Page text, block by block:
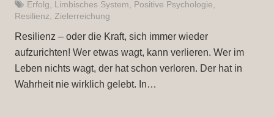
Erfolg
Limbisches System Positive Psychologie
Resilienz
Zielerreichung
Resilienz – oder die Kraft, sich immer wieder
aufzurichten! Wer etwas wagt, kann verlieren. Wer im
Leben nichts wagt, der hat schon verloren. Der hat in
Wahrheit nie wirklich gelebt. In…